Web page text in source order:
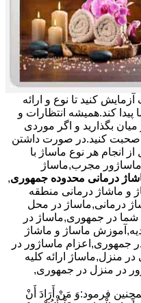
کنید تا نوع و ارائه
کند.همیشه انتظارات و
بگذارید و اگر موردی
صحبت کنید.در صورت داشتن
انجام هر نوع ماساژ با
مجرب,ماساژ
درمانی محدوده جمهوری,
و ماشاژ درمانی منطقه
درمانی,ماساژ در محل
در جمهوری,ماساژ در
ماساژ و ماشاژ
جمهوری,اعزام ماساژور در
منزل,ماساژ ارائه کلیه
در منزل در جمهوری,
فرمود:وَ مَنْ أَرَادَ أَنْ